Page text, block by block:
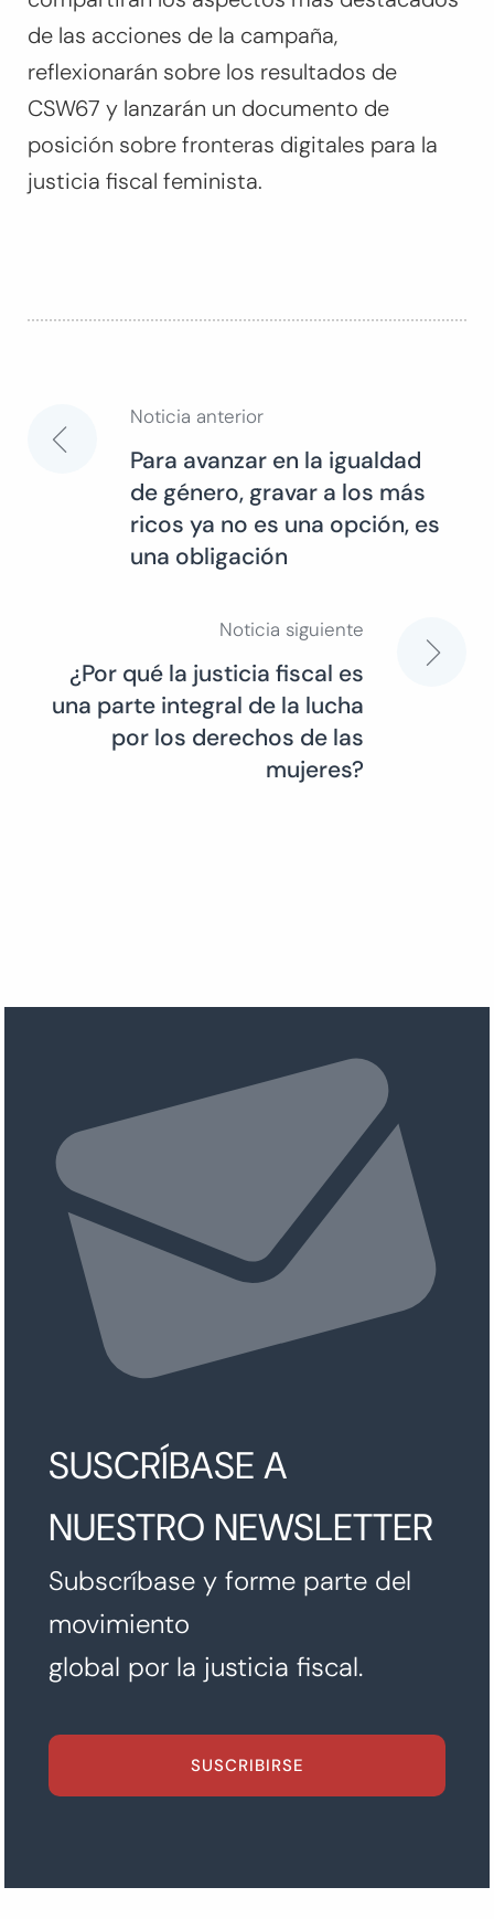
de las acciones de la campaña,
reflexionarán sobre los resultados de
CSW67 y lanzarán un documento de
posición sobre fronteras digitales para la
justicia fiscal feminista.
Navegación
entradas
Noticia anterior
Para avanzar en la igualdad
de género, gravar a los más
ricos ya no es una opción, es
una obligación
Noticia siguiente
¿Por qué la justicia fiscal es
una parte integral de la lucha
por los derechos de las
mujeres?
SUSCRÍBASE A
NUESTRO NEWSLETTER
Subscríbase y forme parte del
movimiento
global por la justicia fiscal.
SUSCRIBIRSE